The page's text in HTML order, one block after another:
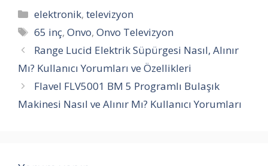
Kategoriler
elektronik,televizyon
Etiketler
65 inç,Onvo,Onvo Televizyon
Range Lucid Elektrik Süpürgesi Nasıl, Alınır
Mı? Kullanıcı Yorumları ve Özellikleri
Flavel FLV5001 BM 5 Programlı Bulaşık
Makinesi Nasıl ve Alınır Mı? Kullanıcı Yorumları